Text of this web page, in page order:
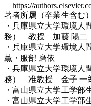
https://
著者所属（卒業生含む）
・兵庫県立大学環境人
務） 教授 加藤 陽二
・兵庫県立大学環境
薫・服部 磨依
・兵庫県立大学環境人
務） 准教授 金子
・富山県立大学工学
・富山県立大学工学